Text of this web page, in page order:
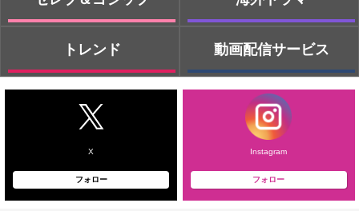
トレンド 動画配信サービス
X
フォロー
Instagram
フォロー